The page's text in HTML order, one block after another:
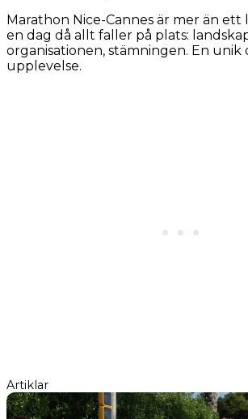
Marathon Nice-Cannes är mer än ett
en dag då allt faller på plats:
organisationen, stämningen. En unik
upplevelse.
Artiklar